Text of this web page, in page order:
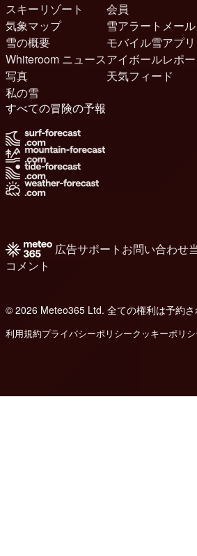
スキーリゾート
気象マップ
雪の概要
Whiteroom ニュース
写真
私の雪
会員
雪アラートメール
モバイル雪アプリ
アイボールレポ
天気フィード
すべての冒険の予報
広告サポート お問い合わせ
コメント
© 2026 Meteo365 Ltd. 全ての権利は予約さ
利用規約プライバシーポリシークッキーポリ